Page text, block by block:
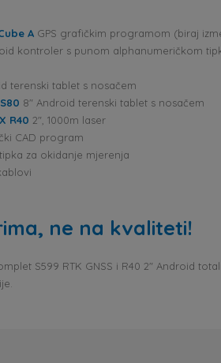
A GPS grafičkim programom (biraj
kontroler s punom alphanumeričkom
terenski tablet s nosačem
8″ Android terenski tablet s nosačem
R40 2″, 1000m laser
CAD program
za okidanje mjerenja
ne na kvaliteti!
S599 RTK GNSS i R40 2″ Android